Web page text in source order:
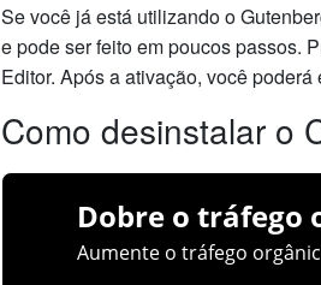
Se você já está utilizando o
e pode ser feito em poucos passos.
Editor. Após a ativação, você
Como desinstalar o
Dobre o tráfego
Aumente o tráfego